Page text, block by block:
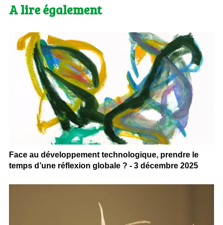
A lire également
Face au développement technologique, prendre le
temps d’une réflexion globale ? - 3 décembre 2025